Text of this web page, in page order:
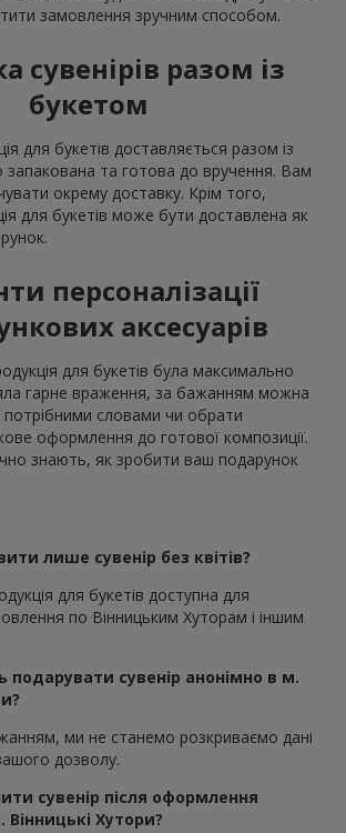
замовлення зручним способом.
сувенірів разом із
букетом
для букетів доставляється разом із
запакована та готова до вручення. Вам
окрему доставку. Крім того,
для букетів може бути доставлена як
персоналізації
аксесуарів
для букетів була максимально
гарне враження, за бажанням можна
потрібними словами чи обрати
оформлення до готової композиції.
знають, як зробити ваш подарунок
лише сувенір без квітів?
для букетів доступна для
по Вінницьким Хуторам і іншим
подарувати сувенір анонімно в м.
ми не станемо розкриваємо дані
дозволу.
сувенір після оформлення
Хутори?